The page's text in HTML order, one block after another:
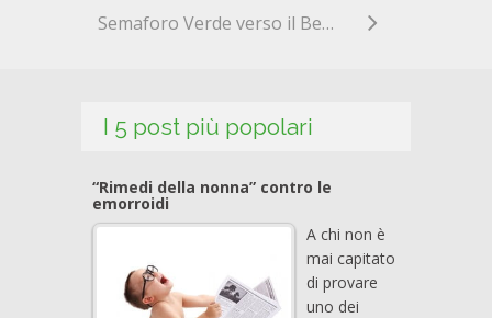
Semaforo Verde verso il Benessere con il Tè Verde!
I 5 post più popolari
“Rimedi della nonna” contro le
emorroidi
A chi non è
mai capitato
di provare
uno dei